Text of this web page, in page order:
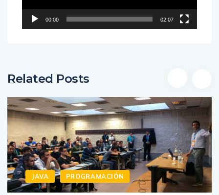
00:00 02:07
Related Posts
JAVA PROGRAMACIÓN